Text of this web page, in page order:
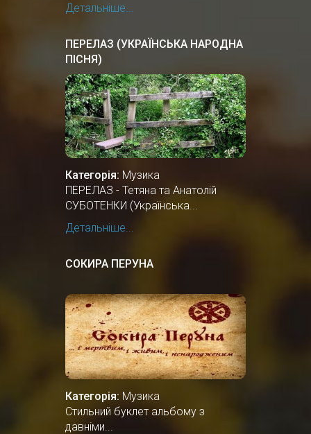
Детальніше...
ПЕРЕЛАЗ (УКРАЇНСЬКА НАРОДНА
ПІСНЯ)
Категорія: Музика
ПЕРЕЛАЗ - Тетяна та Анатолій
СУБОТЕНКИ (Українська...
Детальніше...
СОКИРА ПЕРУНА
Категорія: Музика
Стильний буклет альбому з
давніми...